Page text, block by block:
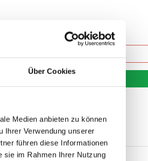
Über Cookies
Medien anbieten zu können
Ihrer Verwendung unserer
führen diese Informationen
sie im Rahmen Ihrer Nutzung